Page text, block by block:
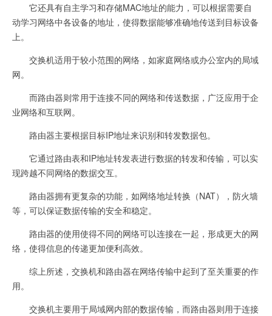
它还具有自主学习和存储MAC地址的能力，可以根据需要自
动学习网络中各设备的地址，使得数据能够准确地传送到目标设备
上。
交换机适用于较小范围的网络，如家庭网络或办公室内的局域
网。
而路由器则常用于连接不同的网络和传送数据，广泛应用于企
业网络和互联网。
路由器主要根据目标IP地址来识别和转发数据包。
它通过路由表和IP地址转发表进行数据的转发和传输，可以实
现跨越不同网络的数据交互。
路由器拥有更复杂的功能，如网络地址转换（NAT），防火墙
等，可以保证数据传输的安全和稳定。
路由器的使用使得不同的网络可以连接在一起，形成更大的网
络，使得信息的传递更加便利高效。
综上所述，交换机和路由器在网络传输中起到了至关重要的作
用。
交换机主要用于局域网内部的数据传输，而路由器则用于连接